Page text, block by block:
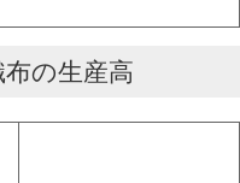
の生産高